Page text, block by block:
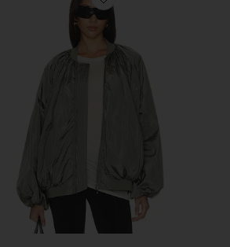
Favorite Raffi Bomber Jacket